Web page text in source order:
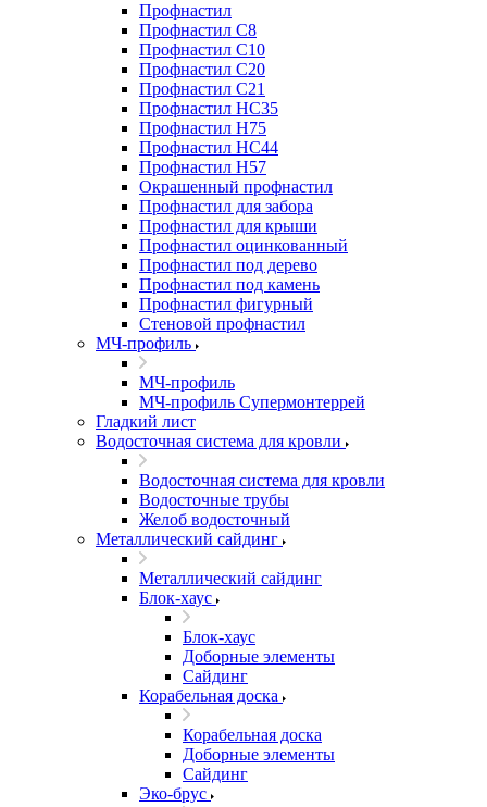
Профнастил
Профнастил С8
Профнастил С10
Профнастил С20
Профнастил С21
Профнастил НС35
Профнастил Н75
Профнастил HC44
Профнастил Н57
Окрашенный профнастил
Профнастил для забора
Профнастил для крыши
Профнастил оцинкованный
Профнастил под дерево
Профнастил под камень
Профнастил фигурный
Стеновой профнастил
МЧ-профиль
МЧ-профиль
МЧ-профиль Супермонтеррей
Гладкий лист
Водосточная система для кровли
Водосточная система для кровли
Водосточные трубы
Желоб водосточный
Металлический сайдинг
Металлический сайдинг
Блок-хаус
Блок-хаус
Доборные элементы
Сайдинг
Корабельная доска
Корабельная доска
Доборные элементы
Сайдинг
Эко-брус